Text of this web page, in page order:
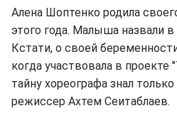
Алена Шоптенко родила
этого года. Малыша назвали
Кстати, о своей
когда участвовала в проекте
тайну хореографа знал
режиссер Ахтем Сеитаблаев.